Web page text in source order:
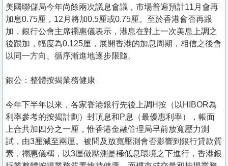
於
我
們
美國聯儲局今年尚餘兩次議息會議，市場普遍預計11月會再
加息0.75厘，12月將加0.5厘或0.75厘。至於香港會否再跟
加，銀行公會主席禤惠儀表示，港息在對上一次美息上調之
後跟加，幅度為0.125厘，展開香港的加息周期，相信之後會
以同一方向、循序漸進地逐步限隨。
銀公：整體按揭業務健康
今年下半年以來，各家香港銀行先後上調H按（以HIBOR為
利率參考的按揭計劃）封頂息和P息（最優惠利率），帳面
上合共加四分之一厘，惟香港金融管理局早前放寬壓力測
試，由3厘減至兩厘。被問及放寬壓測會否影響到銀行貸款質
素，禤惠儀稱，以3厘做壓測是極低息環境之下進行，香港銀